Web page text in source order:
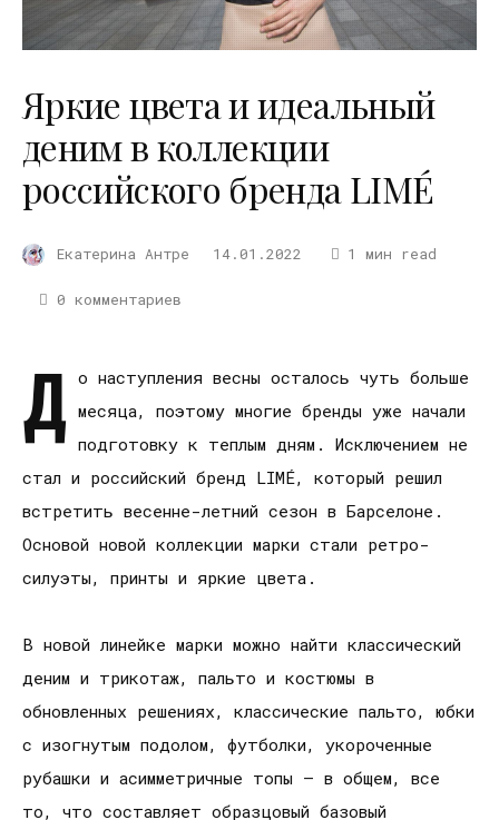
Яркие цвета и идеальный
деним в коллекции
российского бренда LIMÉ
Екатерина Антре 14.01.2022 1 мин read
0 комментариев
Д о наступления весны осталось чуть больше
месяца, поэтому многие бренды уже начали
подготовку к теплым дням. Исключением не
стал и российский бренд LIMÉ, который решил
встретить весенне-летний сезон в Барселоне.
Основой новой коллекции марки стали ретро-
силуэты, принты и яркие цвета.
В новой линейке марки можно найти классический
деним и трикотаж, пальто и костюмы в
обновленных решениях, классические пальто, юбки
с изогнутым подолом, футболки, укороченные
рубашки и асимметричные топы – в общем, все
то, что составляет образцовый базовый